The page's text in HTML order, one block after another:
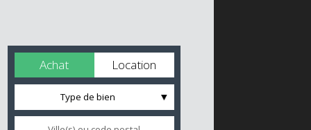
Achat Location
Type de bien